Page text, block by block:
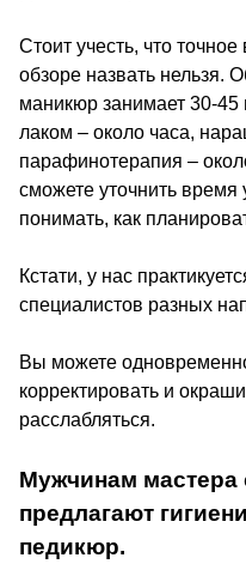
Стоит учесть, что
обзоре назвать нельзя.
маникюр занимает 30-45
лаком – около часа,
парафинотерапия –
сможете уточнить время
понимать, как
Кстати, у нас
специалистов разных
Вы можете
корректировать и
расслабляться.
Мужчинам мастера
предлагают
педикюр.